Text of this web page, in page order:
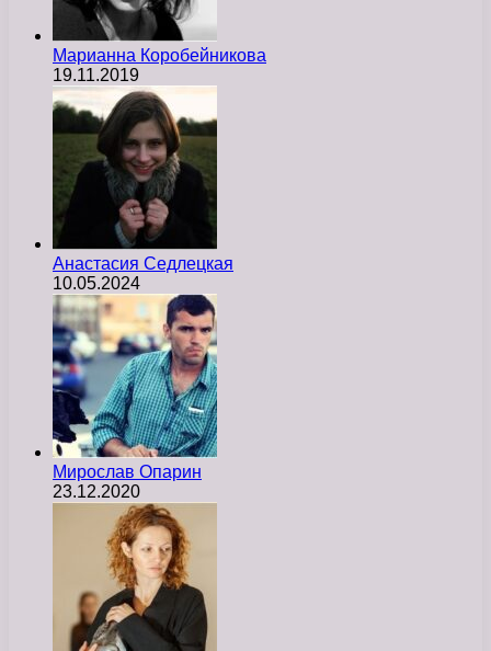
Марианна Коробейникова
19.11.2019
Анастасия Седлецкая
10.05.2024
Мирослав Опарин
23.12.2020